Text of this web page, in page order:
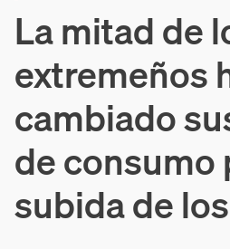
La mitad de
extremeños
cambiado
de consumo
subida de